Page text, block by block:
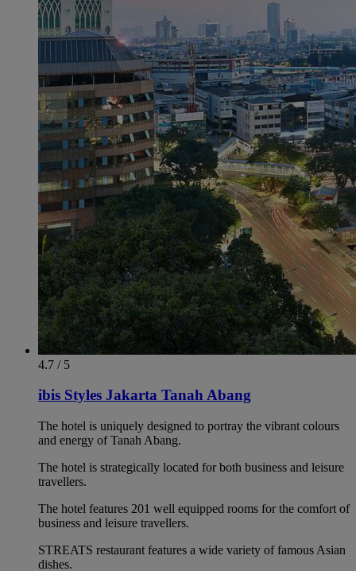
4.7 / 5
ibis Styles Jakarta Tanah Abang
The hotel is uniquely designed to portray the vibrant colours
and energy of Tanah Abang.
The hotel is strategically located for both business and leisure
travellers.
The hotel features 201 well equipped rooms for the comfort of
business and leisure travellers.
STREATS restaurant features a wide variety of famous Asian
dishes.